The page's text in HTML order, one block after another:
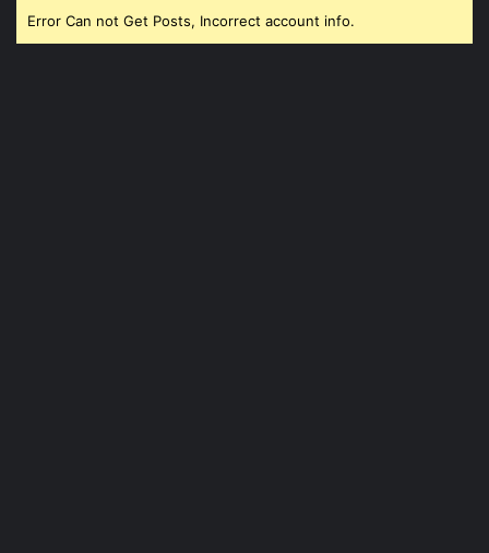
Error Can not Get Posts, Incorrect account info.